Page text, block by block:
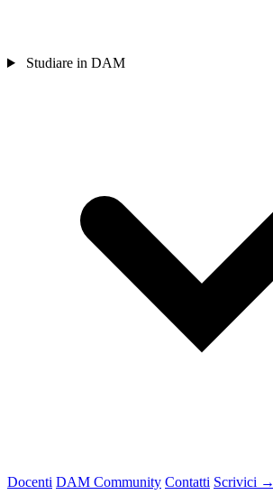
Studiare in DAM
Docenti DAM Community Contatti Scrivici →